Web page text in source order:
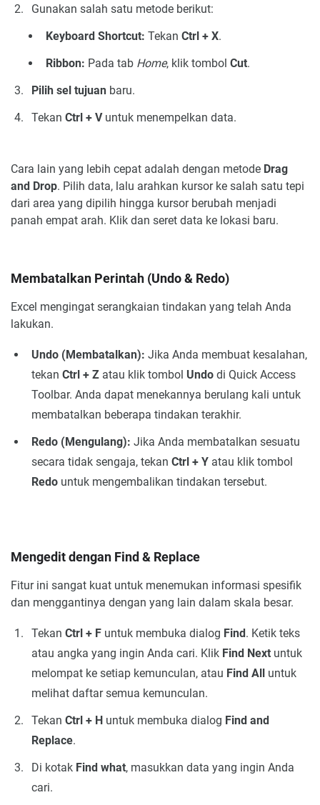
Gunakan salah satu metode berikut:
Keyboard Shortcut: Tekan Ctrl + X.
Ribbon: Pada tab Home, klik tombol Cut.
Pilih sel tujuanbaru.
Tekan Ctrl + Vuntuk menempelkan data.
Cara lain yang lebih cepat adalah dengan metode Drag
and Drop. Pilih data, lalu arahkan kursor ke salah satu tepi
dari area yang dipilih hingga kursor berubah menjadi
panah empat arah. Klik dan seret data ke lokasi baru.
Membatalkan Perintah (Undo & Redo)
Excel mengingat serangkaian tindakan yang telah Anda
lakukan.
Undo (Membatalkan): Jika Anda membuat kesalahan,
tekan Ctrl + Zatau klik tombol Undodi Quick Access
Toolbar. Anda dapat menekannya berulang kali untuk
membatalkan beberapa tindakan terakhir.
Redo (Mengulang): Jika Anda membatalkan sesuatu
secara tidak sengaja, tekan Ctrl + Yatau klik tombol
Redountuk mengembalikan tindakan tersebut.
Mengedit dengan Find & Replace
Fitur ini sangat kuat untuk menemukan informasi spesifik
dan menggantinya dengan yang lain dalam skala besar.
Tekan Ctrl + Funtuk membuka dialog Find . Ketik teks
atau angka yang ingin Anda cari. Klik Find Nextuntuk
melompat ke setiap kemunculan, atau Find All
untuk
melihat daftar semua kemunculan.
Tekan Ctrl + Huntuk membuka dialog Find and
Replace.
Di kotak Find what, masukkan data yang ingin Anda
cari.